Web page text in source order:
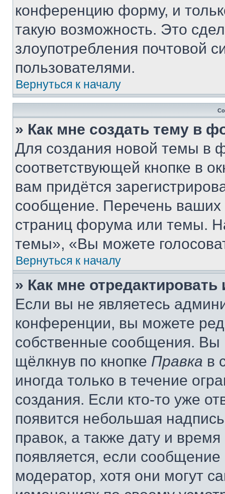
конференцию форму, и
такую возможность. Это
злоупотребления почтовой
пользователями.
Вернуться к началу
» Как мне создать тему в
Для создания новой темы в
соответствующей кнопке в
вам придётся
сообщение. Перечень ваших
страниц форума или темы.
темы», «Вы можете
Вернуться к началу
» Как мне
Если вы не являетесь
конференции, вы можете
собственные сообщения. Вы
щёлкнув по кнопке Правка в
иногда только в течение
создания. Если кто-то уже
появится небольшая
правок, а также дату и
появляется, если
модератор, хотя они могут